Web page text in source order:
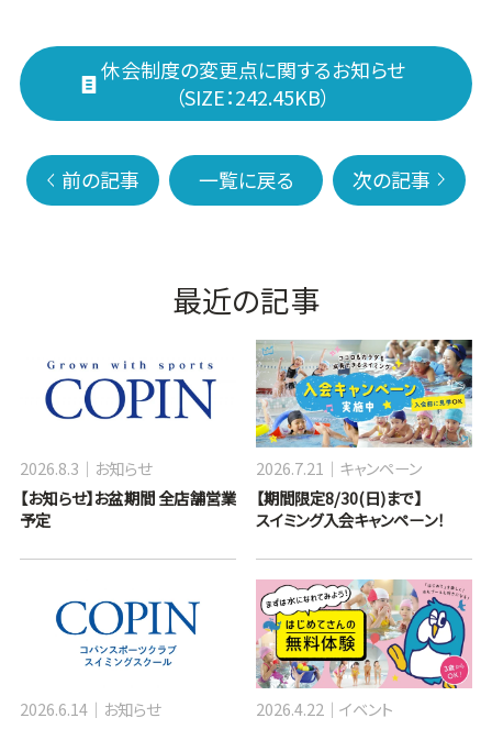
休会制度の変更点に関するお知らせ
（SIZE：242.45KB）
前の記事 一覧に戻る 次の記事
最近の記事
【お知らせ】お盆期間 全店舗営業
予定
2026.8.3
お知らせ
【期間限定8/30(日)まで】
スイミング入会キャンペーン！
2026.7.21 キャンペーン
2026.6.14
お知らせ
2026.4.22 イベント